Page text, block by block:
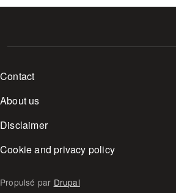
Footer menu
Contact
About us
Disclaimer
Cookie and privacy policy
Propulsé par Drupal